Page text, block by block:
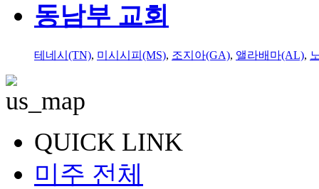
동남부 교회
테네시(TN), 미시시피(MS), 조지아(GA), 앨라배마(AL),
QUICK LINK
미주 전체